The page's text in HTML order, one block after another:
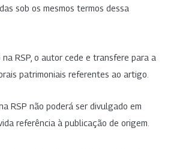
sob os mesmos termos dessa
RSP, o autor cede e transfere para a
patrimoniais referentes ao artigo.
RSP não poderá ser divulgado em
referência à publicação de origem.